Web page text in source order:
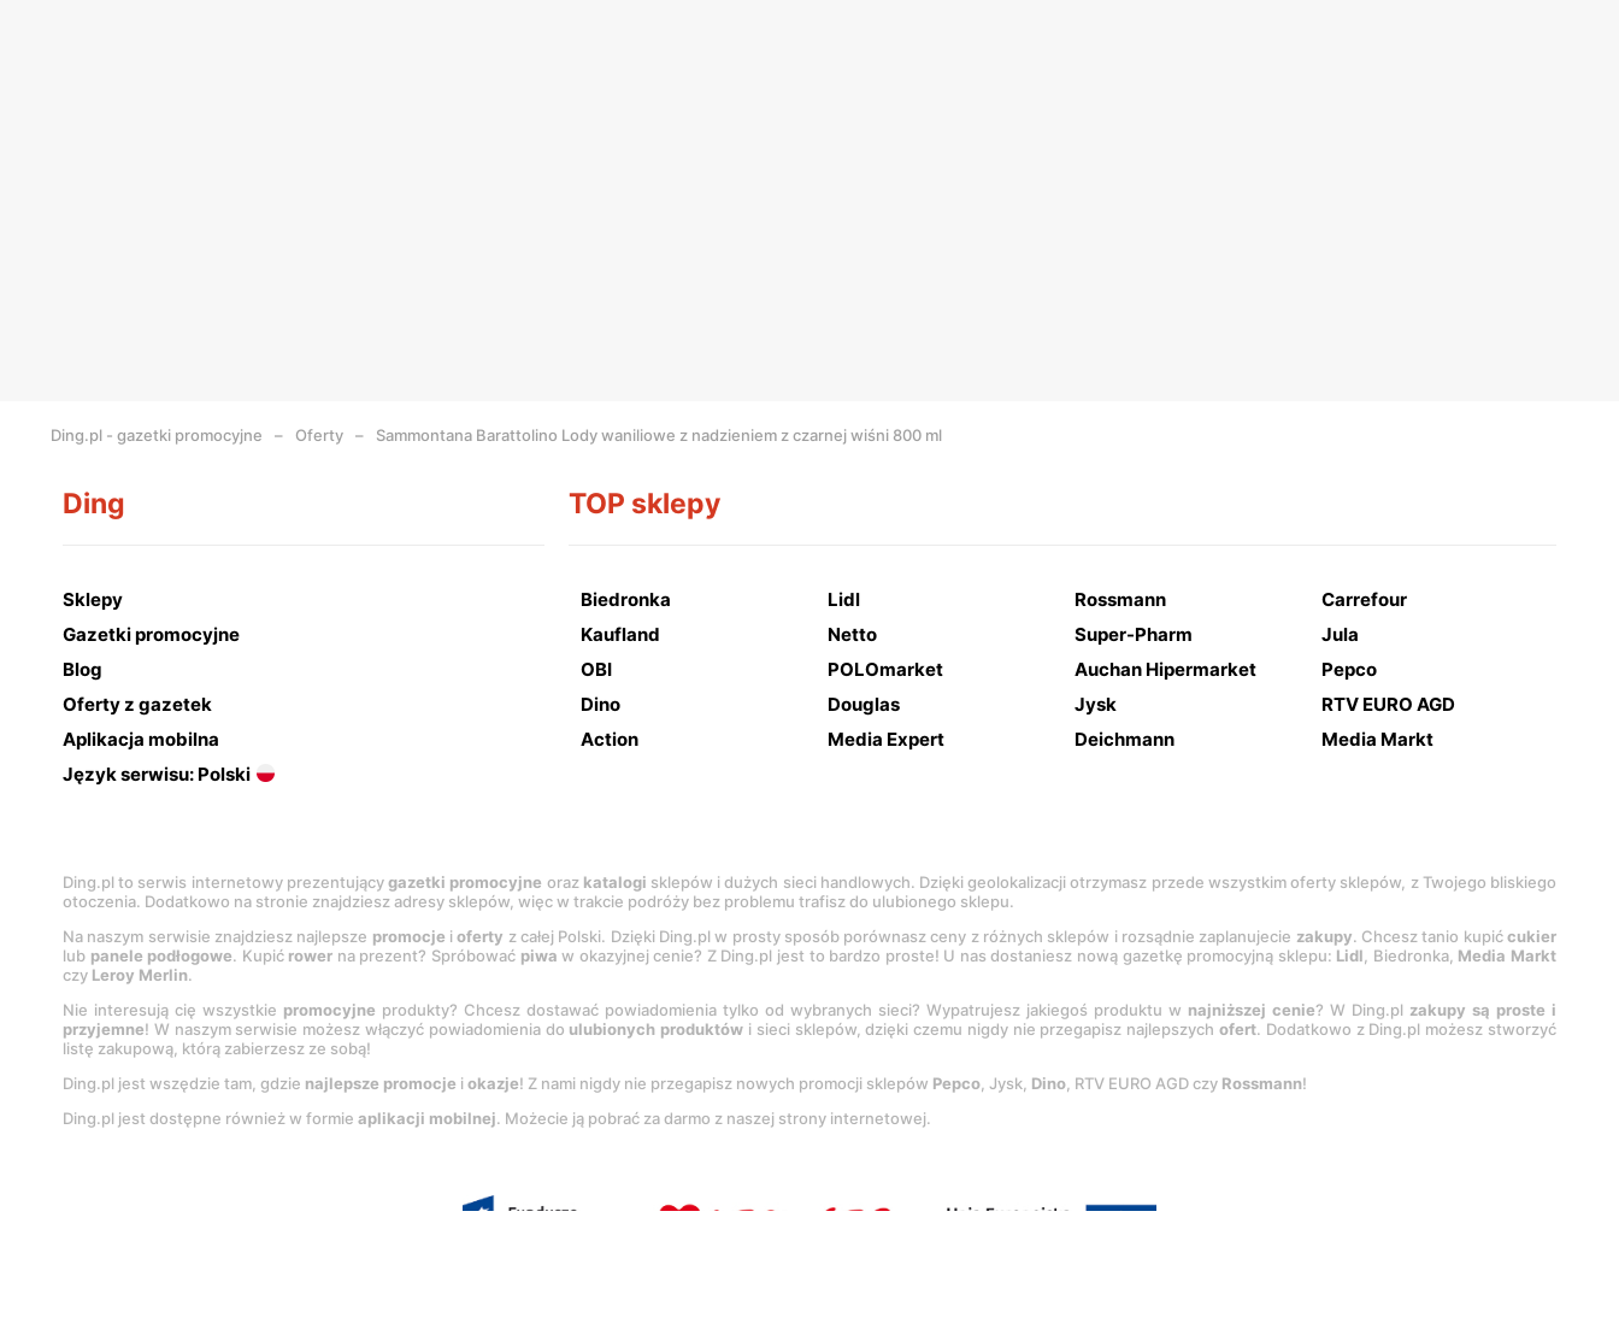
Ding.pl - gazetki promocyjne Oferty Sammontana Barattolino Lody waniliowe z nadzieniem z czarnej wiśni 800 ml
Ding
Sklepy
Gazetki promocyjne
Blog
Oferty z gazetek
Aplikacja mobilna
Język serwisu: Polski
TOP sklepy
Biedronka Lidl Rossmann
Carrefour
Kaufland
Netto Super-Pharm
Jula
OBI
POLOmarket Auchan Hipermarket
Pepco
Dino
Douglas Jysk
RTV EURO AGD
Action
Media Expert Deichmann Media Markt
Ding.pl to serwis internetowy prezentującygazetki promocyjne oraz katalogi sklepów i dużych sieci handlowych. Dzięki geolokalizacji otrzymasz przede wszystkim oferty sklepów, z Twojego bliskiego
otoczenia. Dodatkowo na stronie znajdziesz adresy sklepów, więc w trakcie podróży bez problemu trafisz do ulubionego sklepu.
Na naszym serwisie znajdziesz najlepsze promocje ioferty z całej Polski. Dzięki Ding.pl w prosty sposób porównasz ceny z różnych sklepów i rozsądnie zaplanujecie zakupy. Chcesz tanio kupićcukier
lub panele podłogowe. Kupić rower na prezent? Spróbować piwa w okazyjnej cenie? Z Ding.pl jest to bardzo proste! U nas dostaniesz nową gazetkę promocyjną sklepu: Lidl, Biedronka, Media Markt
czy Leroy Merlin.
Nie interesują cię wszystkie promocyjne produkty? Chcesz dostawać powiadomienia tylko od wybranych sieci? Wypatrujesz jakiegoś produktu w najniższej cenie? W Ding.pl zakupy są proste i
przyjemne! W naszym serwisie możesz włączyć powiadomienia do ulubionych produktów i sieci sklepów, dzięki czemu nigdy nie przegapisz najlepszychofert. Dodatkowo z Ding.pl możesz stworzyć
listę zakupową, którą zabierzesz ze sobą!
Ding.pl jest wszędzie tam, gdzie najlepsze promocje i okazje! Z nami nigdy nie przegapisz nowych promocji sklepów Pepco, Jysk, Dino, RTV EURO AGD czy Rossmann!
Ding.pl jest dostępne również w formie aplikacji mobilnej. Możecie ją pobrać za darmo z naszej strony internetowej.